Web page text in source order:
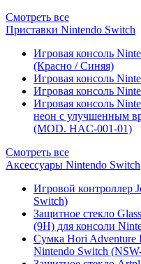
Смотреть все
Приставки Nintendo Switch
Игровая консоль
(Красно / Синяя)
Игровая консоль
Игровая консоль
Игровая консоль
неон с улучшенным
(MOD. HAC-001-01)
Смотреть все
Аксессуары Nintendo Switch
Игровой контроллер
Switch)
Защитное стекло
(9H) для консоли
Сумка Hori Adventure
Nintendo Switch